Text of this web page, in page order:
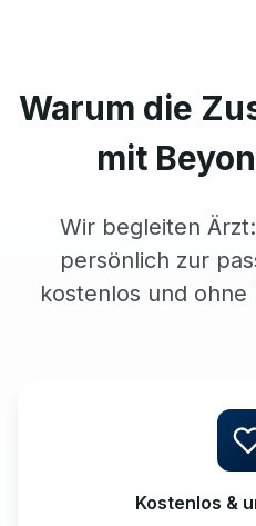
Warum die
mit
Wir begleiten
persönlich zur
kostenlos und
Kostenlos &